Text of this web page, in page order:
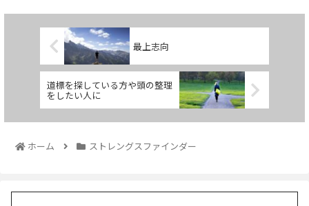
最上志向
道標を探している方や頭の整理
をしたい人に
ホーム ストレングスファインダー